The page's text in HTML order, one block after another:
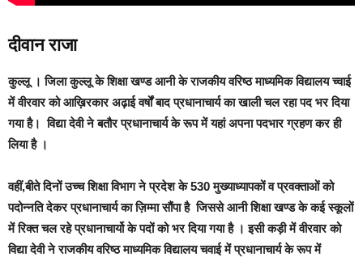
दीवान राजा
कुल्लू ।जिला कुल्लू के शिक्षा खण्ड आनी के राजकीय वरिष्ठ माध्यमिक विद्यालय च्वाई
में वीरवार को आख़िरकार अढ़ाई वर्षों बाद प्रधानाचार्य का खाली चल रहा पद भर दिया
गया है। विद्या देवी ने बतौर प्रधानाचार्य के रूप में यहां अपना पदभार ग्रहण कर ही
लिया है ।
वहीं,बीते दिनों उच्च शिक्षा विभाग ने प्रदेश के 530 मुख्याध्यापकों व प्रवक्ताओं को
पदोन्नति देकर प्रधानाचार्य का ज़िम्मा सौंपा है जिससे आनी शिक्षा खण्ड के कई स्कूलों
में रिक्त चल रहे प्रधानाचार्यो के पदों को भर दिया गया है । इसी कड़ी में वीरवार को
विद्या देवी ने राजकीय वरिष्ठ माध्यमिक विद्यालय चवाई में प्रधानाचार्य के रूप में